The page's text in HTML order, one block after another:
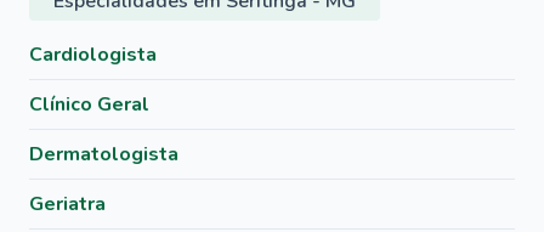
Cardiologista
Clínico Geral
Dermatologista
Geriatra